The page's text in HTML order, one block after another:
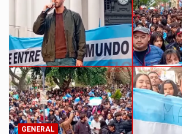
GENERAL